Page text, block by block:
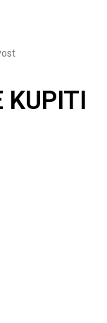
KUPITI